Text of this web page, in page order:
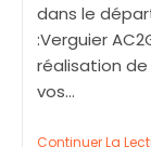
dans le
:Verguier
réalisation
vos…
Continuer La